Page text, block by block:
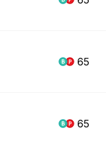
65
65